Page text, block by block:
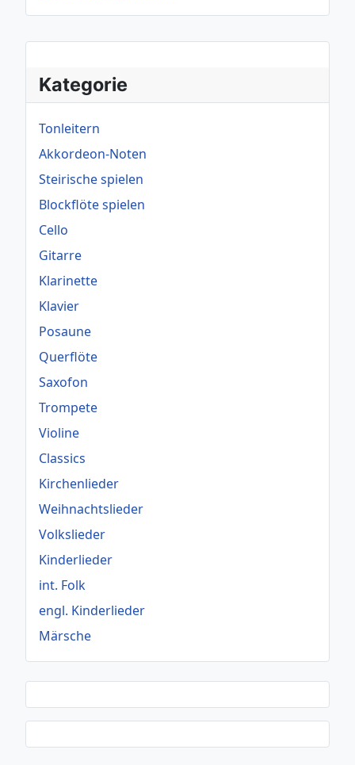
Kategorie
Tonleitern
Akkordeon-Noten
Steirische spielen
Blockflöte spielen
Cello
Gitarre
Klarinette
Klavier
Posaune
Querflöte
Saxofon
Trompete
Violine
Classics
Kirchenlieder
Weihnachtslieder
Volkslieder
Kinderlieder
int. Folk
engl. Kinderlieder
Märsche